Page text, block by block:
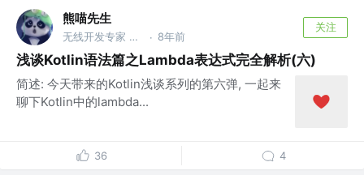
熊喵先生
无线开发专家 @阿里巴巴 · 8年前
关注
浅谈Kotlin语法篇之Lambda表达式完全解析(六)
简述: 今天带来的Kotlin浅谈系列的第六弹, 一起来
聊下Kotlin中的lambda...
36 4